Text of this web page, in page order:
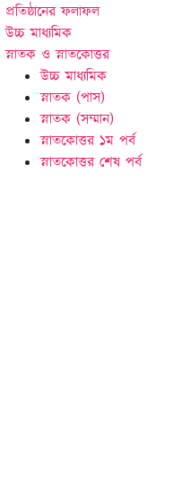
প্রতিষ্ঠানের ফলাফল
উচ্চ মাধ্যমিক
স্নাতক ও স্নাতকোত্তর
উচ্চ মাধ্যমিক
স্নাতক (পাস)
স্নাতক (সম্মান)
স্নাতকোত্তর ১ম পর্ব
স্নাতকোত্তর শেষ পর্ব